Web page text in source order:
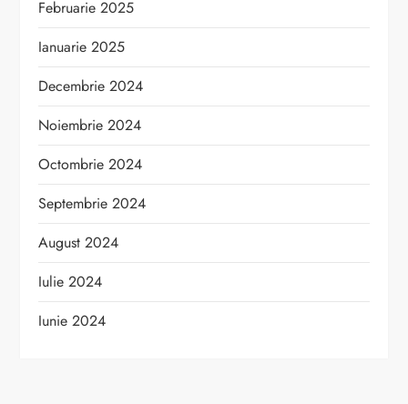
Februarie 2025
Ianuarie 2025
Decembrie 2024
Noiembrie 2024
Octombrie 2024
Septembrie 2024
August 2024
Iulie 2024
Iunie 2024